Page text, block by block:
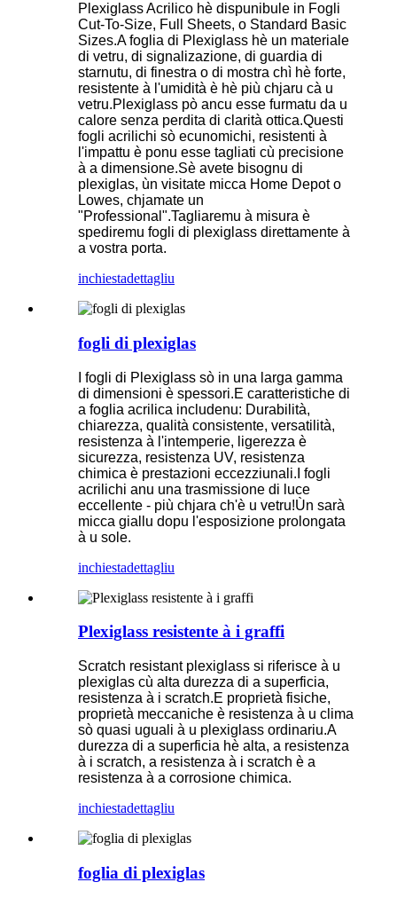
Plexiglass Acrilico hè dispunibule in Fogli
Cut-To-Size, Full Sheets, o Standard Basic
Sizes.A foglia di Plexiglass hè un materiale
di vetru, di signalizazione, di guardia di
starnutu, di finestra o di mostra chì hè forte,
resistente à l'umidità è hè più chjaru cà u
vetru.Plexiglass pò ancu esse furmatu da u
calore senza perdita di clarità ottica.Questi
fogli acrilichi sò ecunomichi, resistenti à
l'impattu è ponu esse tagliati cù precisione
à a dimensione.Sè avete bisognu di
plexiglas, ùn visitate micca Home Depot o
Lowes, chjamate un
"Professional".Tagliaremu à misura è
spediremu fogli di plexiglass direttamente à
a vostra porta.
inchiestadettagliu
fogli di plexiglas
I fogli di Plexiglass sò in una larga gamma
di dimensioni è spessori.E caratteristiche di
a foglia acrilica includenu: Durabilità,
chiarezza, qualità consistente, versatilità,
resistenza à l'intemperie, ligerezza è
sicurezza, resistenza UV, resistenza
chimica è prestazioni eccezziunali.I fogli
acrilichi anu una trasmissione di luce
eccellente - più chjara ch'è u vetru!Ùn sarà
micca giallu dopu l'esposizione prolongata
à u sole.
inchiestadettagliu
Plexiglass resistente à i graffi
Scratch resistant plexiglass si riferisce à u
plexiglas cù alta durezza di a superficia,
resistenza à i scratch.E proprietà fisiche,
proprietà meccaniche è resistenza à u clima
sò quasi uguali à u plexiglass ordinariu.A
durezza di a superficia hè alta, a resistenza
à i scratch, a resistenza à i scratch è a
resistenza à a corrosione chimica.
inchiestadettagliu
foglia di plexiglas